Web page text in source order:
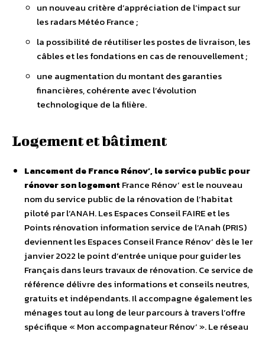
un nouveau critère d’appréciation de l’impact sur
les radars Météo France ;
la possibilité de réutiliser les postes de livraison, les
câbles et les fondations en cas de renouvellement ;
une augmentation du montant des garanties
financières, cohérente avec l’évolution
technologique de la filière.
Logement et bâtiment
Lancement de France Rénov’, le service public pour
rénover son logement France Rénov’ est le nouveau
nom du service public de la rénovation de l’habitat
piloté par l’ANAH. Les Espaces Conseil FAIRE et les
Points rénovation information service de l’Anah (PRIS)
deviennent les Espaces Conseil France Rénov’ dès le 1er
janvier 2022 le point d’entrée unique pour guider les
Français dans leurs travaux de rénovation. Ce service de
référence délivre des informations et conseils neutres,
gratuits et indépendants. Il accompagne également les
ménages tout au long de leur parcours à travers l’offre
spécifique « Mon accompagnateur Rénov’ ». Le réseau